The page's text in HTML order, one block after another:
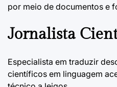
por meio de documentos e
Jornalista
Especialista em traduzir
científicos em linguagem